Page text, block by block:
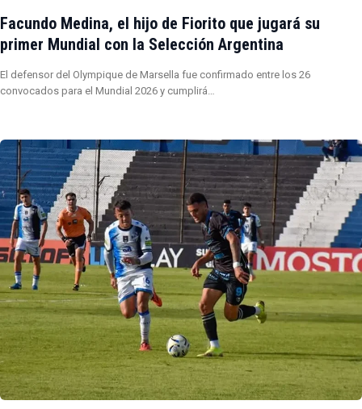
Facundo Medina, el hijo de Fiorito que jugará su
primer Mundial con la Selección Argentina
El defensor del Olympique de Marsella fue confirmado entre los 26
convocados para el Mundial 2026 y cumplirá…